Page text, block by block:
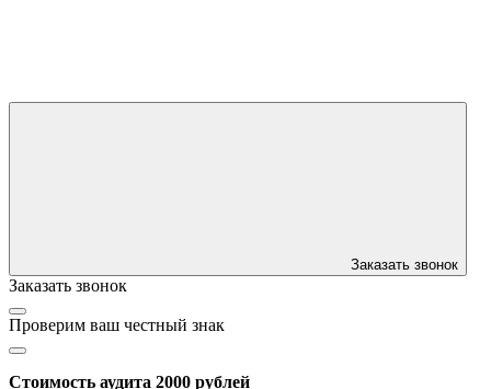
Заказать звонок
Заказать звонок
Проверим ваш честный знак
Стоимость аудита 2000 рублей